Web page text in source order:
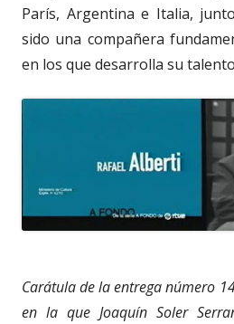
París, Argentina e Italia,
sido una compañera
en los que desarrolla su
Carátula de la entrega número
en la que Joaquín Soler